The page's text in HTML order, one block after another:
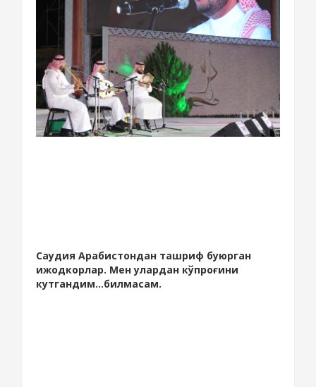
Саудия Арабистондан ташриф буюрган
ижодкорлар. Мен улардан кўпроғини
кутгандим...билмасам.